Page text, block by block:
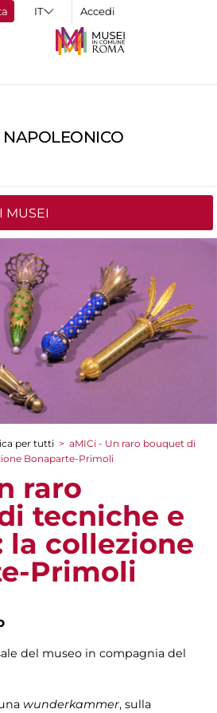
Accedi
NAPOLEONICO
MUSEI
per tutti > aMICi - Un raro bouquet di
Bonaparte-Primoli
raro
tecniche e
la collezione
Primoli
del museo in compagnia del
wunderkammer, sulla